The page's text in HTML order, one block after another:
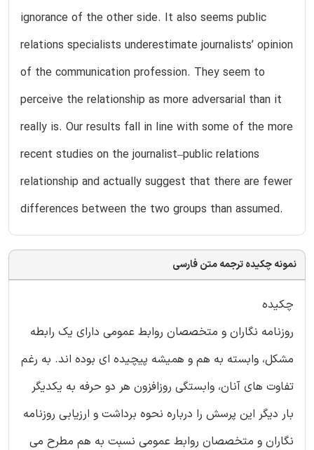
ignorance of the other side. It also seems public
relations specialists underestimate journalists’ opinion
of the communication profession. They seem to
perceive the relationship as more adversarial than it
really is. Our results fall in line with some of the more
recent studies on the journalist–public relations
relationship and actually suggest that there are fewer
differences between the two groups than assumed.
نمونه چکیده ترجمه متن فارسی
چکیده
روزنامه نگاران و متخصصان روابط عمومی دارای یک رابطه
مشکل، وابسته به هم و همیشه پیچیده ای بوده اند. به رغم
تفاوت های آنان، وابستگی روزافزون هر دو حرفه به یکدیگر
بار دیگر این پرسش را درباره نحوه برداشت و ارزیابی روزنامه
نگاران و متخصصان روابط عمومی نسبت به هم مطرح می